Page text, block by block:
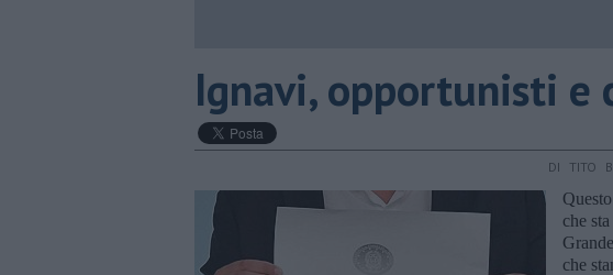
​Ignavi, opportunisti e
DI TITO
che
che